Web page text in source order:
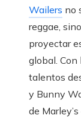
Wailers no
reggae,
proyectar
global. Con
talentos
y Bunny
de